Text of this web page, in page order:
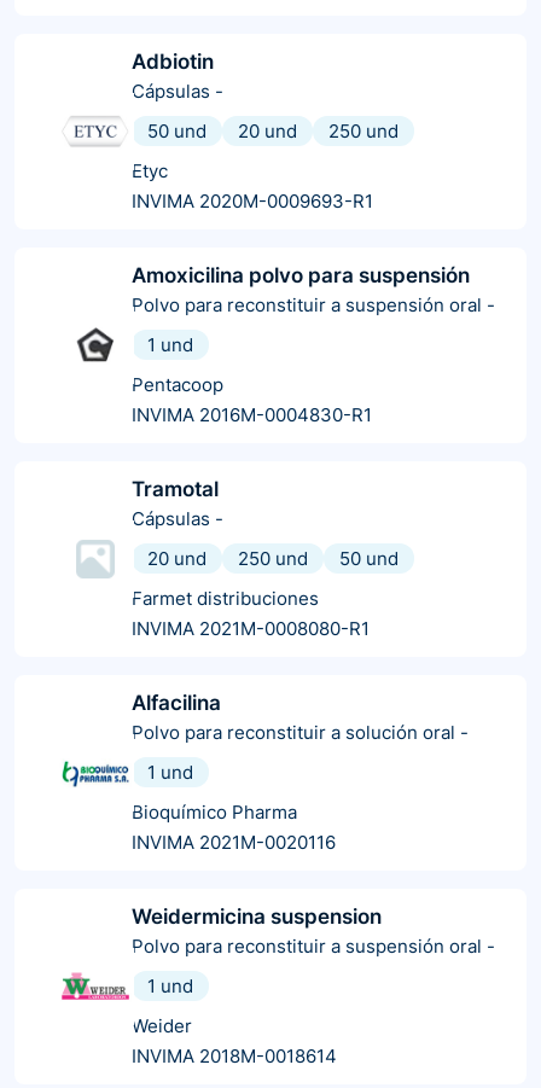
Adbiotin
Cápsulas -
50 und
20 und
250 und
Etyc
INVIMA 2020M-0009693-R1
Amoxicilina polvo para suspensión
Polvo para reconstituir a suspensión oral -
1 und
Pentacoop
INVIMA 2016M-0004830-R1
Tramotal
Cápsulas -
20 und
250 und
50 und
Farmet distribuciones
INVIMA 2021M-0008080-R1
Alfacilina
Polvo para reconstituir a solución oral -
1 und
Bioquímico Pharma
INVIMA 2021M-0020116
Weidermicina suspension
Polvo para reconstituir a suspensión oral -
1 und
Weider
INVIMA 2018M-0018614